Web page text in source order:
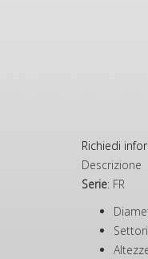
Richiedi
Descrizione
Serie: FR